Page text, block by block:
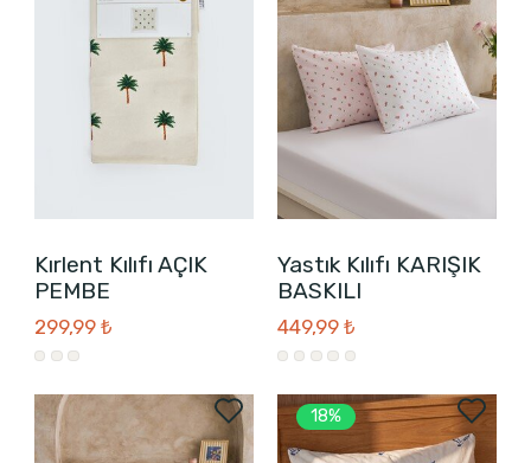
Kırlent Kılıfı AÇIK
PEMBE
299,99 ₺
Yastık Kılıfı KARIŞIK
BASKILI
449,99 ₺
18%